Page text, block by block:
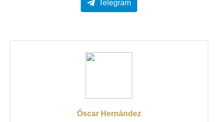
Telegram
Óscar Hernández